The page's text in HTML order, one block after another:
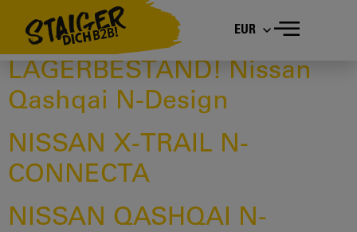
EUR
Marke: Nissan
LAGERBESTAND! Nissan
Qashqai N-Design
NISSAN X-TRAIL N-
CONNECTA
NISSAN QASHQAI N-